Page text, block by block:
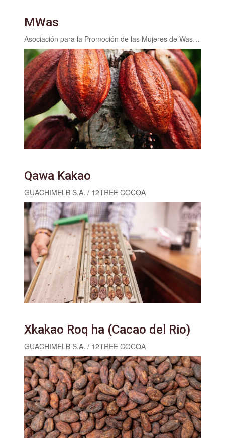
MWas
Asociación para la Promoción de las Mujeres de Waslala APROMUWA R.L.
Qawa Kakao
GUACHIMELB S.A. / 12TREE COCOA
Xkakao Roq ha (Cacao del Rio)
GUACHIMELB S.A. / 12TREE COCOA